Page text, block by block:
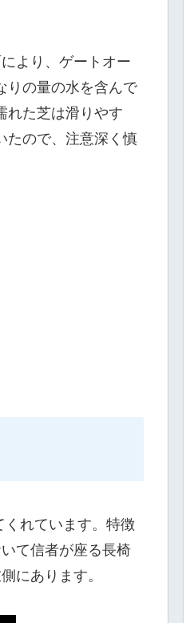
より、ゲートオー
りの量の水を含んで
れた芝は滑りやす
たので、注意深く慎
れています。特徴
て信者が座る長椅
にあります。